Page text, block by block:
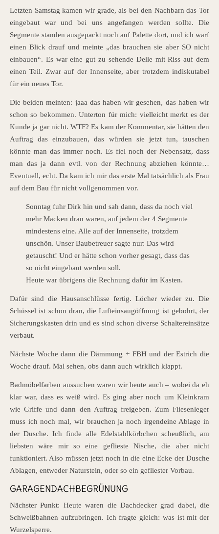
Letzten Samstag kamen wir grade, als bei den Nachbarn das Tor
eingebaut war und bei uns angefangen werden sollte. Die
Segmente standen ausgepackt noch auf Palette dort, und ich warf
einen Blick drauf und meinte „das brauchen sie aber SO nicht
einbauen“. Es war eine gut zu sehende Delle mit Riss auf dem
einen Teil. Zwar auf der Innenseite, aber trotzdem indiskutabel
für ein neues Tor.
Die beiden meinten: jaaa das haben wir gesehen, das haben wir
schon so bekommen. Unterton für mich: vielleicht merkt es der
Kunde ja gar nicht. WTF? Es kam der Kommentar, sie hätten den
Auftrag das einzubauen, das würden sie jetzt tun, tauschen
könnte man das immer noch. Es fiel noch der Nebensatz, dass
man das ja dann evtl. von der Rechnung abziehen könnte…
Eventuell, echt. Da kam ich mir das erste Mal tatsächlich als Frau
auf dem Bau für nicht vollgenommen vor.
Sonntag fuhr Dirk hin und sah dann, dass da noch viel
mehr Macken dran waren, auf jedem der 4 Segmente
mindestens eine. Alle auf der Innenseite, trotzdem
unschön. Unser Baubetreuer sagte nur: Das wird
getauscht! Und er hätte schon vorher gesagt, dass das
so nicht eingebaut werden soll.
Heute war übrigens die Rechnung dafür im Kasten.
Dafür sind die Hausanschlüsse fertig. Löcher wieder zu. Die
Schüssel ist schon dran, die Lufteinsaugöffnung ist gebohrt, der
Sicherungskasten drin und es sind schon diverse Schaltereinsätze
verbaut.
Nächste Woche dann die Dämmung + FBH und der Estrich die
Woche drauf. Mal sehen, obs dann auch wirklich klappt.
Badmöbelfarben aussuchen waren wir heute auch – wobei da eh
klar war, dass es weiß wird. Es ging aber noch um Kleinkram
wie Griffe und dann den Auftrag freigeben. Zum Fliesenleger
muss ich noch mal, wir brauchen ja noch irgendeine Ablage in
der Dusche. Ich finde alle Edelstahlkörbchen scheußlich, am
liebsten wäre mir so eine geflieste Nische, die aber nicht
funktioniert. Also müssen jetzt noch in die eine Ecke der Dusche
Ablagen, entweder Naturstein, oder so ein gefliester Vorbau.
GARAGENDACHBEGRÜNUNG
Nächster Punkt: Heute waren die Dachdecker grad dabei, die
Schweißbahnen aufzubringen. Ich fragte gleich: was ist mit der
Wurzelsperre.